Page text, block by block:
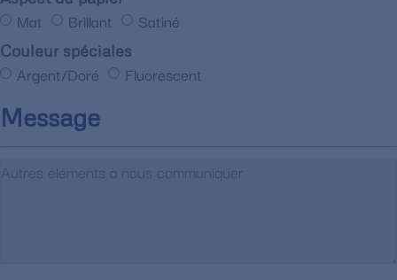
Mat Brillant Satiné
Couleur spéciales
Argent/Doré Fluorescent
Message